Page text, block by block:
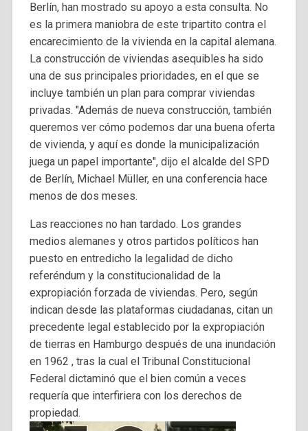
Berlín, han mostrado su apoyo a esta consulta. No
es la primera maniobra de este tripartito contra el
encarecimiento de la vivienda en la capital alemana.
La construcción de viviendas asequibles ha sido
una de sus principales prioridades, en el que se
incluye también un plan para comprar viviendas
privadas. "Además de nueva construcción, también
queremos ver cómo podemos dar una buena oferta
de vivienda, y aquí es donde la municipalización
juega un papel importante", dijo el alcalde del SPD
de Berlín, Michael Müller, en una conferencia hace
menos de dos meses.
Las reacciones no han tardado. Los grandes
medios alemanes y otros partidos políticos han
puesto en entredicho la legalidad de dicho
referéndum y la constitucionalidad de la
expropiación forzada de viviendas. Pero, según
indican desde las plataformas ciudadanas, citan un
precedente legal establecido por la expropiación
de tierras en Hamburgo después de una inundación
en 1962 , tras la cual el Tribunal Constitucional
Federal dictaminó que el bien común a veces
requería que interfiriera con los derechos de
propiedad.